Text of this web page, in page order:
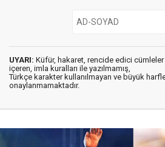
UYARI: Küfür, hakaret, rencide edici cümleler
içeren, imla kuralları ile yazılmamış,
Türkçe karakter kullanılmayan ve büyük
onaylanmamaktadır.